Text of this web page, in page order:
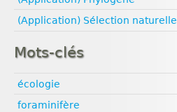
(Application) Sélection naturelle
Mots-clés
écologie
foraminifère